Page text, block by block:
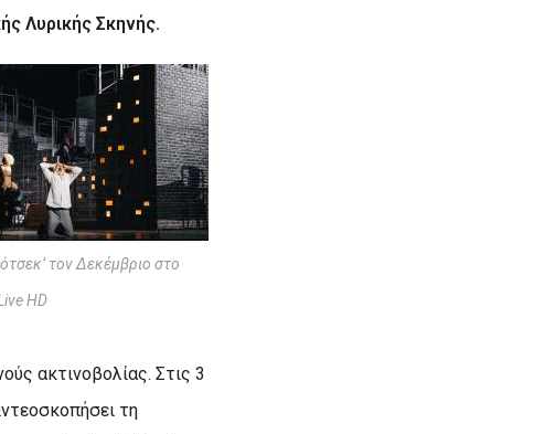
Λυρικής Σκηνής.
τον Δεκέμβριο στο
HD
ακτινοβολίας. Στις 3
τη